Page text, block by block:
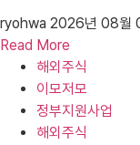
ryohwa 2026년 08월
Read More
해외주식
이모저모
정부지원사업
해외주식